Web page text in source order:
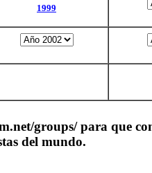
1999
groups/ para que
del mundo.